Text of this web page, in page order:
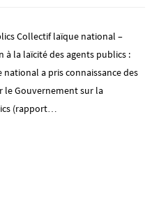
Collectif laïque national –
la laïcité des agents publics :
a pris connaissance des
le Gouvernement sur la
(rapport…